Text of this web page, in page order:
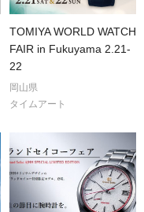
TOMIYA WORLD WATCH
FAIR in Fukuyama 2.21-
22
岡山県
タイムアート